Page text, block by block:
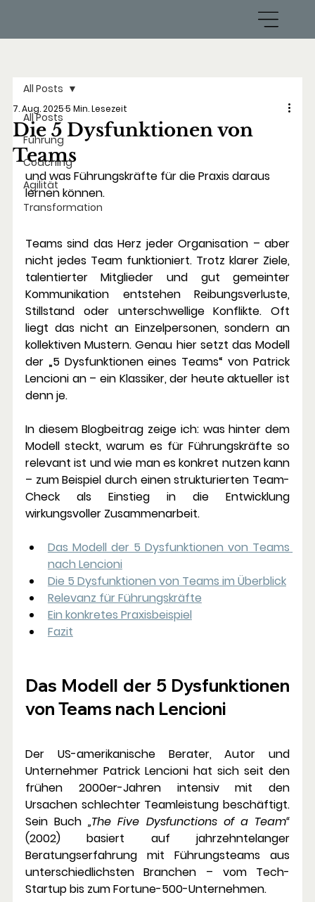
All Posts
Führung
Coaching
Agilität
Transformation
All Posts
Die 5 Dysfunktionen von
Teams
7. Aug. 20255 Min. Lesezeit
und was Führungskräfte für die Praxis daraus
lernen können.
Teams sind das Herz jeder Organisation – aber
nicht jedes Team funktioniert. Trotz klarer Ziele,
talentierter Mitglieder und gut gemeinter
Kommunikation entstehen Reibungsverluste,
Stillstand oder unterschwellige Konflikte. Oft
liegt das nicht an Einzelpersonen, sondern an
kollektiven Mustern. Genau hier setzt das Modell
der „5 Dysfunktionen eines Teams“ von Patrick
Lencioni an – ein Klassiker, der heute aktueller ist
denn je.
In diesem Blogbeitrag zeige ich: was hinter dem
Modell steckt, warum es für Führungskräfte so
relevant ist und wie man es konkret nutzen kann
– zum Beispiel durch einen strukturierten Team-
Check als Einstieg in die Entwicklung
wirkungsvoller Zusammenarbeit.
Das Modell der 5 Dysfunktionen von Teams
nach Lencioni
Die 5 Dysfunktionen von Teams im Überblick
Relevanz für Führungskräfte
Ein konkretes Praxisbeispiel
Fazit
Das Modell der 5 Dysfunktionen
von Teams nach Lencioni
Der US-amerikanische Berater, Autor und
Unternehmer Patrick Lencioni hat sich seit den
frühen 2000er-Jahren intensiv mit den
Ursachen schlechter Teamleistung beschäftigt.
Sein Buch „The Five Dysfunctions of a Team“
(2002) basiert auf jahrzehntelanger
Beratungserfahrung mit Führungsteams aus
unterschiedlichsten Branchen – vom Tech-
Startup bis zum Fortune-500-Unternehmen.